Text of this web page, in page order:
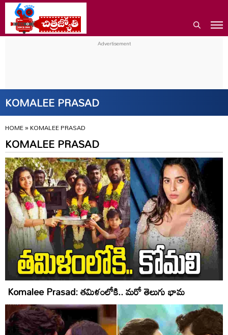
KOMALEE PRASAD
HOME»KOMALEE PRASAD
KOMALEE PRASAD
Komalee Prasad: త‌మిళంలోకి.. మ‌రో తెలుగు భామ‌